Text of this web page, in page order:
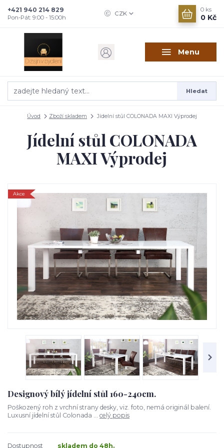
Menu
CZK
Hledat
+421 940 214 829
Pon-Pát: 9:00 - 15:00h
0 ks
0 Kč
Úvod Zboží skladem Jídelní stůl COLONADA MAXI Výprodej
Jídelní stůl COLONADA
MAXI Výprodej
Akce
Designový bílý jídelní stůl 160-240cm.
Poškozený roh z vrchní strany desky, viz. foto, nemá originál balení.
Luxusní jídelní stůl Colonada ... celý popis
Dostupnost skladem do 48h.